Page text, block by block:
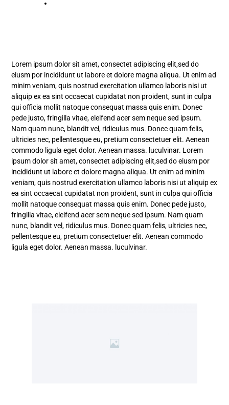
Lorem ipsum dolor sit amet, consectet adipiscing elit,sed do
eiusm por incididunt ut labore et dolore magna aliqua. Ut enim ad
minim veniam, quis nostrud exercitation ullamco laboris nisi ut
aliquip ex ea sint occaecat cupidatat non proident, sunt in culpa
qui officia mollit natoque consequat massa quis enim. Donec
pede justo, fringilla vitae, eleifend acer sem neque sed ipsum.
Nam quam nunc, blandit vel, ridiculus mus. Donec quam felis,
ultricies nec, pellentesque eu, pretium consectetuer elit. Aenean
commodo ligula eget dolor. Aenean massa. luculvinar. Lorem
ipsum dolor sit amet, consectet adipiscing elit,sed do eiusm por
incididunt ut labore et dolore magna aliqua. Ut enim ad minim
veniam, quis nostrud exercitation ullamco laboris nisi ut aliquip ex
ea sint occaecat cupidatat non proident, sunt in culpa qui officia
mollit natoque consequat massa quis enim. Donec pede justo,
fringilla vitae, eleifend acer sem neque sed ipsum. Nam quam
nunc, blandit vel, ridiculus mus. Donec quam felis, ultricies nec,
pellentesque eu, pretium consectetuer elit. Aenean commodo
ligula eget dolor. Aenean massa. luculvinar.